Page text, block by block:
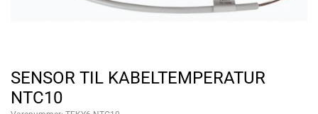
SENSOR TIL KABELTEMPERATUR
NTC10